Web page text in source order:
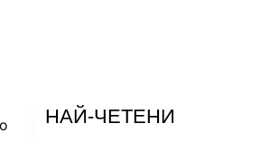
НАЙ-ЧЕТЕНИ